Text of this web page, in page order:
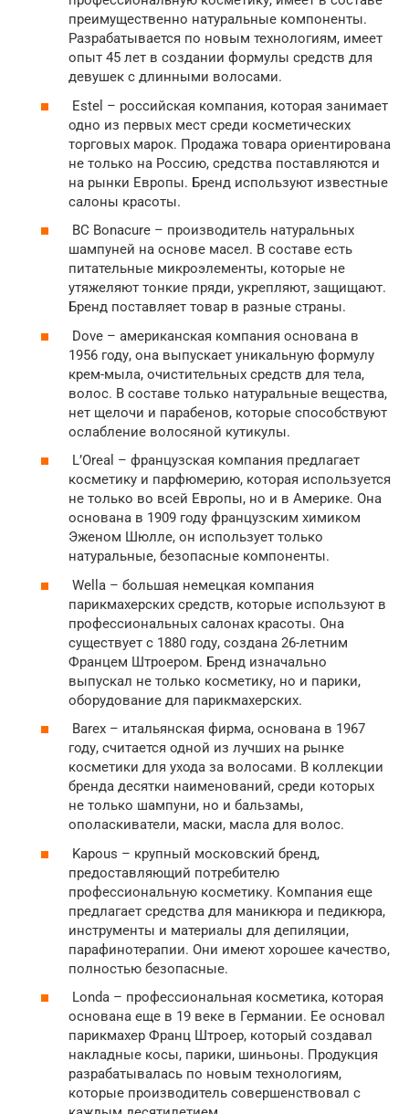
преимущественно натуральные компоненты.
Разрабатывается по новым технологиям, имеет
опыт 45 лет в создании формулы средств для
девушек с длинными волосами.
Estel – российская компания, которая занимает
одно из первых мест среди косметических
торговых марок. Продажа товара ориентирована
не только на Россию, средства поставляются и
на рынки Европы. Бренд используют известные
салоны красоты.
BC Bonacure – производитель натуральных
шампуней на основе масел. В составе есть
питательные микроэлементы, которые не
утяжеляют тонкие пряди, укрепляют, защищают.
Бренд поставляет товар в разные страны.
Dove – американская компания основана в
1956 году, она выпускает уникальную формулу
крем-мыла, очистительных средств для тела,
волос. В составе только натуральные вещества,
нет щелочи и парабенов, которые способствуют
ослабление волосяной кутикулы.
L’Oreal – французская компания предлагает
косметику и парфюмерию, которая используется
не только во всей Европы, но и в Америке. Она
основана в 1909 году французским химиком
Эженом Шюлле, он использует только
натуральные, безопасные компоненты.
Wella – большая немецкая компания
парикмахерских средств, которые используют в
профессиональных салонах красоты. Она
существует с 1880 году, создана 26-летним
Францем Штроером. Бренд изначально
выпускал не только косметику, но и парики,
оборудование для парикмахерских.
Barex – итальянская фирма, основана в 1967
году, считается одной из лучших на рынке
косметики для ухода за волосами. В коллекции
бренда десятки наименований, среди которых
не только шампуни, но и бальзамы,
ополаскиватели, маски, масла для волос.
Kapous – крупный московский бренд,
предоставляющий потребителю
профессиональную косметику. Компания еще
предлагает средства для маникюра и педикюра,
инструменты и материалы для депиляции,
парафинотерапии. Они имеют хорошее качество,
полностью безопасные.
Londa – профессиональная косметика, которая
основана еще в 19 веке в Германии. Ее основал
парикмахер Франц Штроер, который создавал
накладные косы, парики, шиньоны. Продукция
разрабатывалась по новым технологиям,
которые производитель совершенствовал с